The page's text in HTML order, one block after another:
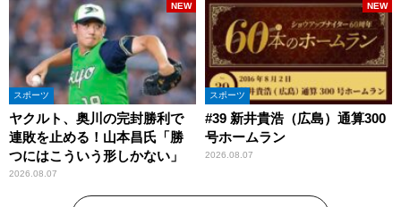
スポーツ
ヤクルト、奥川の完封勝利で
連敗を止める！山本昌氏「勝
つにはこういう形しかない」
2026.08.07
NEW
スポーツ
#39 新井貴浩（広島）通算300
号ホームラン
2026.08.07
NEW